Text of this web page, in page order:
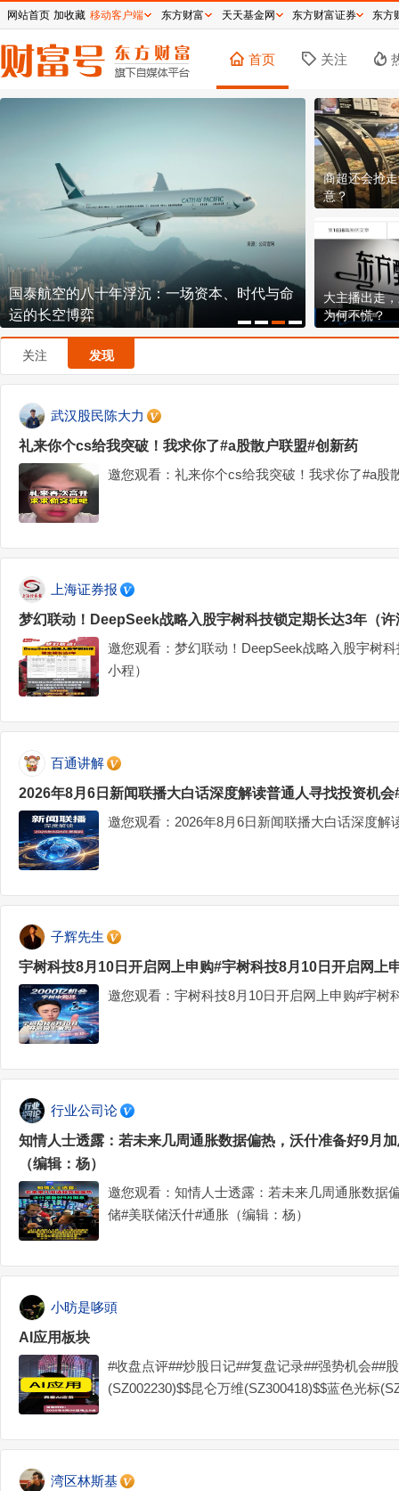
首页 关注
国泰航空的八十年浮沉：一场资本、时代与命
运的长空博弈
逼近历史新
钞机到底有
商超还会抢
意？
大主播出走
为何不慌？
关注 发现
武汉股民陈大力
礼来你个cs给我突破！我求你了#a股散户联盟#创新药
邀您观看：礼来你个cs给我突破！我求你了#a股
上海证券报
梦幻联动！DeepSeek战略入股宇树科技锁定期长达3年（
邀您观看：梦幻联动！DeepSeek战略入股宇树
小程）
百通讲解
2026年8月6日新闻联播大白话深度解读普通人寻找投资机会
邀您观看：2026年8月6日新闻联播大白话深度解
子辉先生
宇树科技8月10日开启网上申购#宇树科技8月10日开启网上
邀您观看：宇树科技8月10日开启网上申购#宇树
行业公司论
知情人士透露：若未来几周通胀数据偏热，沃什准备好9月
（编辑：杨）
邀您观看：知情人士透露：若未来几周通胀数据
储#美联储沃什#通胀（编辑：杨）
小昉是哆頭
AI应用板块
#收盘点评##炒股日记##复盘记录##强势机会##
(SZ002230)$$昆仑万维(SZ300418)$$蓝色光标
湾区林斯基
网站首页 加收藏 移动客户端 东方财富 天天基金网 东方财富证券 东方